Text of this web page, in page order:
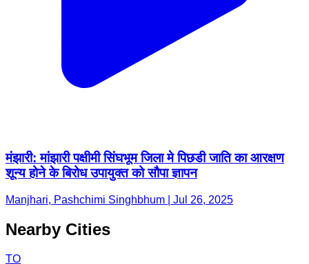
मंझारी: मांझारी पक्षीमी सिंघभूम जिला मे पिछडी जाति का आरक्षण
शून्य होने के बिरोध उपायुक्त को सौपा ज्ञापन
Manjhari, Pashchimi Singhbhum | Jul 26, 2025
Nearby Cities
TO